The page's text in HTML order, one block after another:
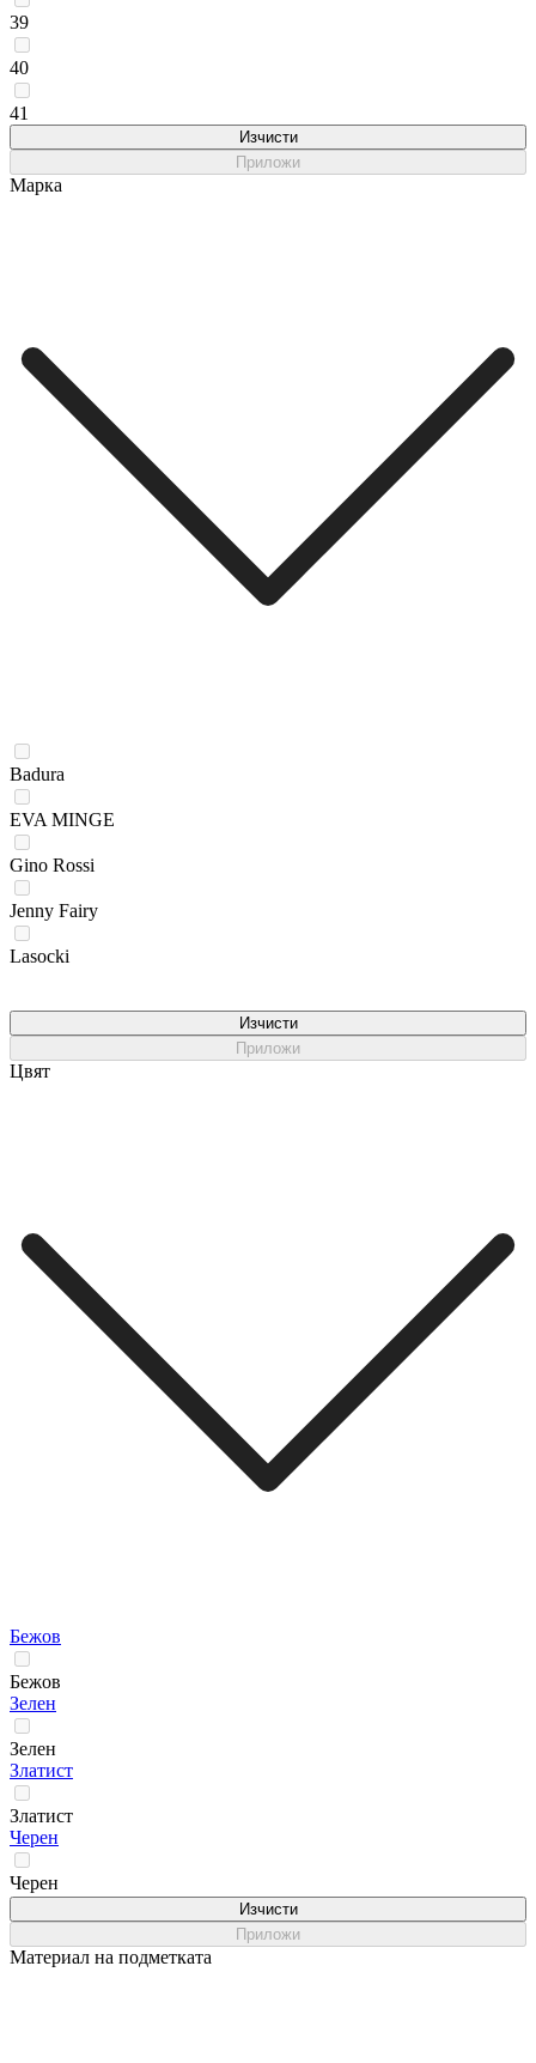
39
40
41
Изчисти
Приложи
Марка
Badura
EVA MINGE
Gino Rossi
Jenny Fairy
Lasocki
Изчисти
Приложи
Цвят
Бежов
Бежов
Зелен
Зелен
Златист
Златист
Черен
Черен
Изчисти
Приложи
Материал на подметката